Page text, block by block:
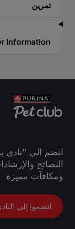
تمرين
Information
انضم الي "نادي
النصائح
ومكافآت مميزة
انضموا إلى